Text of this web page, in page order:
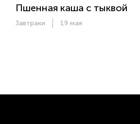
Пшенная каша с тыквой
Завтраки 19 мая